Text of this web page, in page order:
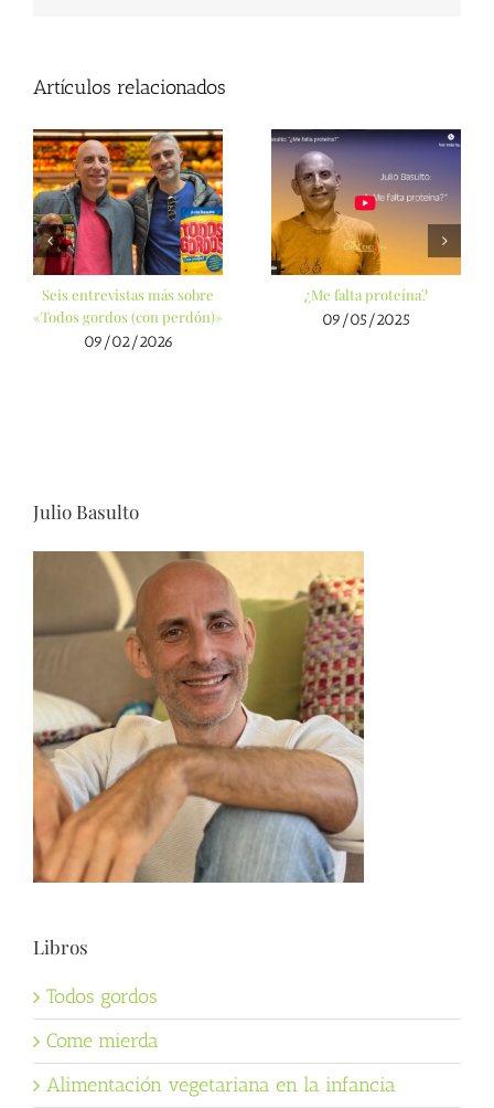
Artículos relacionados
Seis entrevistas más sobre
«Todos gordos (con perdón)»
09/02/2026
¿Me falta proteína?
09/05/2025
Julio Basulto
Libros
Todos gordos
Come mierda
Alimentación vegetariana en la infancia